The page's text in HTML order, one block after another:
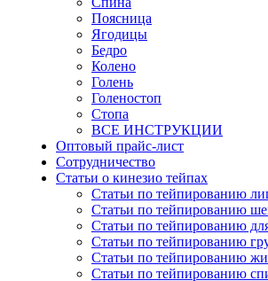
Поясница
Ягодицы
Бедро
Колено
Голень
Голеностоп
Стопа
ВСЕ ИНСТРУКЦИИ
Оптовый прайс-лист
Сотрудничество
Статьи о кинезио тейпах
Статьи по тейпированию
Статьи по тейпированию
Статьи по тейпированию
Статьи по тейпированию
Статьи по тейпированию
Статьи по тейпированию